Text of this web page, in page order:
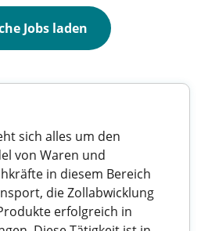
Jobs laden
sich alles um den
von Waren und
in diesem Bereich
die Zollabwicklung
erfolgreich in